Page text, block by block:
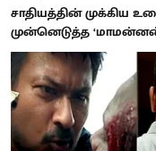
சாதியத்தின் முக்கிய
முன்னெடுத்த